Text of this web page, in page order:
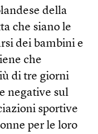
della
che siano le
dei bambini e
che
di tre giorni
negative sul
sportive
per le loro